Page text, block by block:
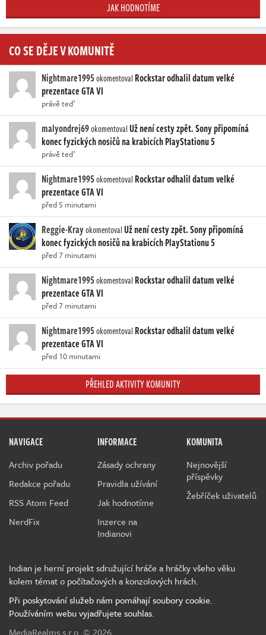
JAK HODNOTÍME
CO SE DĚJE V KOMUNITĚ
Nightmare1995okomentoval Rockstar odhalil datum velké
prezentace GTA VI
právě teď
malyondrej69okomentovalUž není cesty zpět. Sony připomíná
konec fyzických nosičů na krabicích PlayStationu 5
právě teď
Nightmare1995okomentoval Rockstar odhalil datum velké
prezentace GTA VI
před 5 minutami
Reggie-KrayokomentovalUž není cesty zpět. Sony připomíná
konec fyzických nosičů na krabicích PlayStationu 5
před 7 minutami
Nightmare1995okomentoval Rockstar odhalil datum velké
prezentace GTA VI
před 7 minutami
Nightmare1995okomentoval Rockstar odhalil datum velké
prezentace GTA VI
před 10 minutami
PŘEHLED AKTIVITY KOMUNITY
NAVIGACE
Archiv pořadu
Redakce pořadu
RSS Atom Feed
NerdFix
INFORMACE
Zásady ochrany
Pravidla užívání
Jak hodnotíme
Inzerce na
Indianovi
KOMUNITA
Nejnovější
příspěvky
Žebříček uživatelů
Indian je herní projekt sdružující hráče a hráčky všeho věku
kolem témat o počítačových a konzolových hrách.
Při poskytování služeb nám pomáhají soubory cookie.
Používáním webu vyjadřujete souhlas.
MediaRealms s.r.o. © 2026